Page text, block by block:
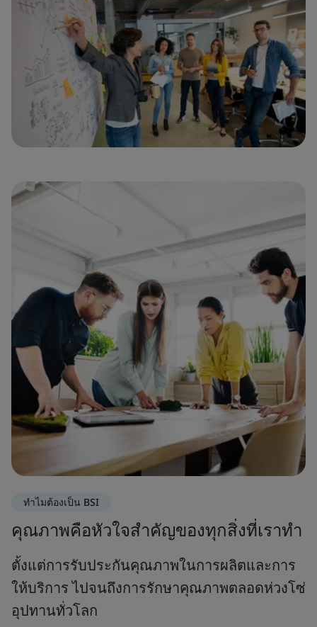
ทำไมต้องเป็น BSI
คุณภาพคือหัวใจสำคัญของทุกสิ่งที่เราทำ
ตั้งแต่การรับประกันคุณภาพในการผลิตและการ
ให้บริการ ไปจนถึงการรักษาคุณภาพตลอดห่วงโซ่
อุปทานทั่วโลก